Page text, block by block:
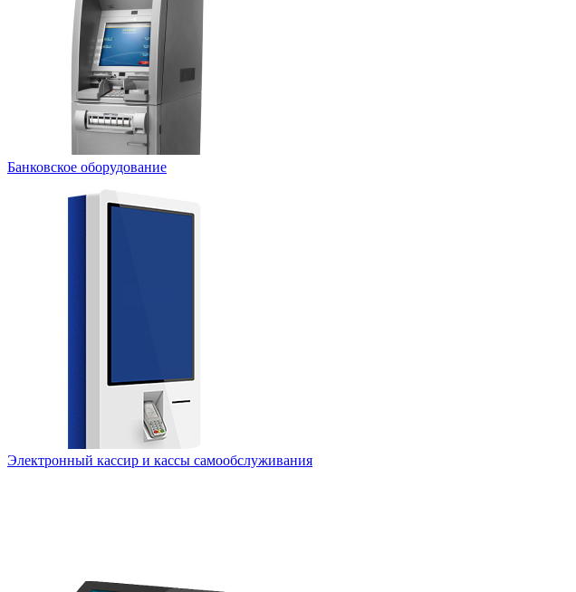
Банковское оборудование
Электронный кассир и кассы самообслуживания